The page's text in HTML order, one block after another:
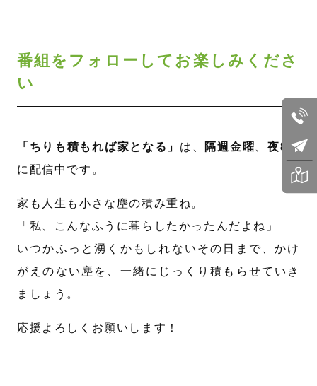
番組をフォローしてお楽しみくださ
い
「ちりも積もれば家となる」 は、 隔週金曜
夜8時
に配信中です。
家も人生も小さな塵の積み重ね。
「私、こんなふうに暮らしたかったんだよね」
いつかふっと湧くかもしれないその日まで、かけ
がえのない塵を、一緒にじっくり積もらせていき
ましょう。
応援よろしくお願いします！